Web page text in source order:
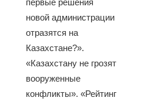
первые решения
новой администрации
отразятся на
Казахстане?».
«Казахстану не грозят
вооруженные
конфликты». «Рейтинг